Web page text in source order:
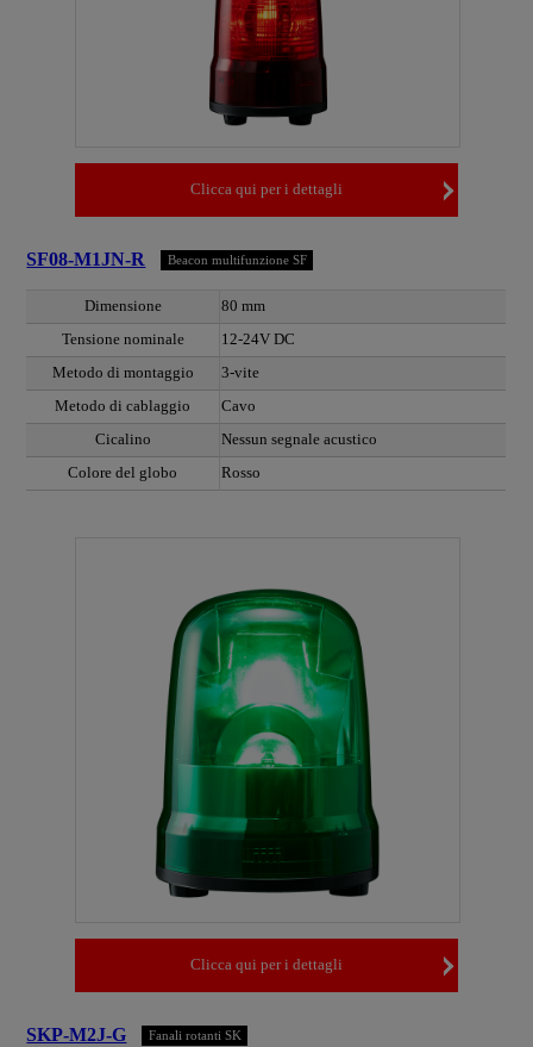
Clicca qui per i dettagli
SF08-M1JN-R Beacon multifunzione SF
Dimensione
80 mm
Tensione nominale
12-24V DC
Metodo di montaggio
3-vite
Metodo di cablaggio
Cavo
Cicalino
Nessun segnale acustico
Colore del globo
Rosso
Clicca qui per i dettagli
SKP-M2J-G Fanali rotanti SK